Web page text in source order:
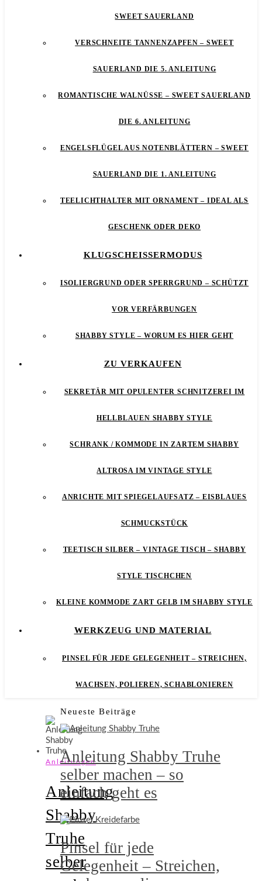
SWEET SAUERLAND
VERSCHNEITE TANNENZAPFEN – SWEET
SAUERLAND DIE 5. ANLEITUNG
ROMANTISCHE WALNÜSSE – SWEET SAUERLAND
DIE 6. ANLEITUNG
ENGELSFLÜGEL AUS NOTENBLÄTTERN – SWEET
SAUERLAND DIE 1. ANLEITUNG
TEELICHTHALTER MIT ORNAMENT – IDEAL ALS
GESCHENK ODER DEKO
KLUGSCHEISSERMODUS
ISOLIERGRUND ODER SPERRGRUND – SCHÜTZT
VOR VERFÄRBUNGEN
SHABBY STYLE – WORUM ES HIER GEHT
ZU VERKAUFEN
SEKRETÄR MIT OPULENTER SCHNITZEREI IM
HELLBLAUEN SHABBY STYLE
SCHRANK / KOMMODE IN ZARTEM SHABBY
ALTROSA IM VINTAGE STYLE
ANRICHTE MIT SPIEGELAUFSATZ – EISBLAUES
SCHMUCKSTÜCK
TEETISCH SILBER – VINTAGE TISCH – SHABBY
STYLE TISCHCHEN
KLEINE KOMMODE ZART GELB IM SHABBY STYLE
WERKZEUG UND MATERIAL
PINSEL FÜR JEDE GELEGENHEIT – STREICHEN,
WACHSEN, POLIEREN, SCHABLONIEREN
Anleitungen
Anleitung
Shabby
Truhe
selber
Neueste Beiträge
Anleitung Shabby Truhe
selber machen – so
einfach geht es
Pinsel für jede
Gelegenheit – Streichen,